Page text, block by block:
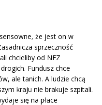
że jest on w
sprzeczność
chcieliby od NFZ
Fundusz chce
ale tanich. A ludzie chcą
kraju nie brakuje szpitali.
się na płace